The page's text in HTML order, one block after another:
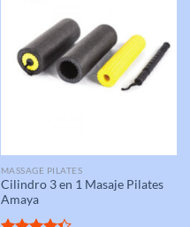
MASSAGE PILATES
Cilindro 3 en 1 Masaje Pilates
Amaya